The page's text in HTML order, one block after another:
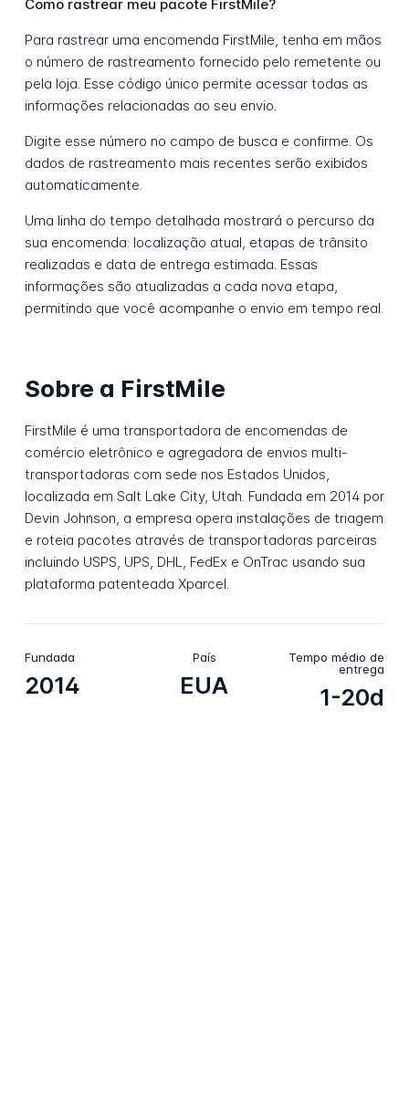
Como rastrear meu pacote FirstMile?
Para rastrear uma encomenda FirstMile, tenha em mãos
o número de rastreamento fornecido pelo remetente ou
pela loja. Esse código único permite acessar todas as
informações relacionadas ao seu envio.
Digite esse número no campo de busca e confirme. Os
dados de rastreamento mais recentes serão exibidos
automaticamente.
Uma linha do tempo detalhada mostrará o percurso da
sua encomenda: localização atual, etapas de trânsito
realizadas e data de entrega estimada. Essas
informações são atualizadas a cada nova etapa,
permitindo que você acompanhe o envio em tempo real.
Sobre a FirstMile
FirstMile é uma transportadora de encomendas de
comércio eletrônico e agregadora de envios multi-
transportadoras com sede nos Estados Unidos,
localizada em Salt Lake City, Utah. Fundada em 2014 por
Devin Johnson, a empresa opera instalações de triagem
e roteia pacotes através de transportadoras parceiras
incluindo USPS, UPS, DHL, FedEx e OnTrac usando sua
plataforma patenteada Xparcel.
Fundada
2014
País
EUA
Tempo médio de
entrega
1-20d